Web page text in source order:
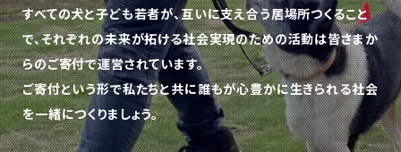
すべての犬と子ども若者が、互いに支え合う居場所つくること
で、それぞれの未来が拓ける社会実現のための活動は皆さまか
らのご寄付で運営されています。
ご寄付という形で私たちと共に誰もが心豊かに生きられる社会
を一緒につくりましょう。